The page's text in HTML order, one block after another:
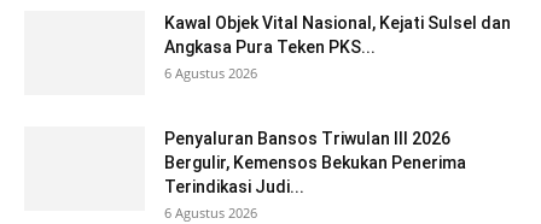
Kawal Objek Vital Nasional, Kejati Sulsel dan
Angkasa Pura Teken PKS...
6 Agustus 2026
Penyaluran Bansos Triwulan III 2026
Bergulir, Kemensos Bekukan Penerima
Terindikasi Judi...
6 Agustus 2026